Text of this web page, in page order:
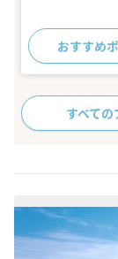
おすすめ
すべて